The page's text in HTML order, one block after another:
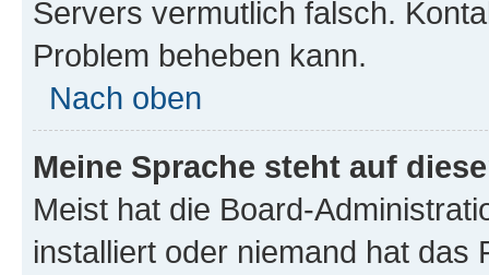
Servers vermutlich falsch.
Problem beheben kann.
Nach oben
Meine Sprache steht auf
Meist hat die Board-
installiert oder niemand hat das